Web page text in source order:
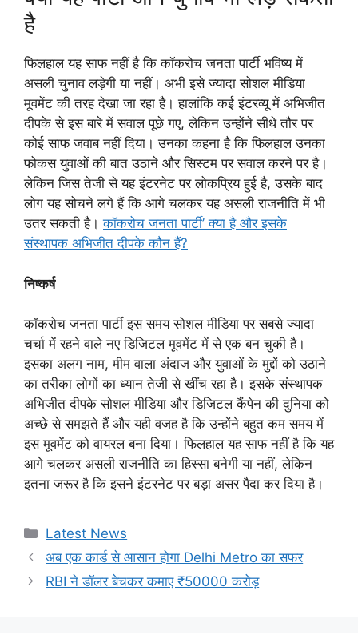
है
फिलहाल यह साफ नहीं है कि कॉकरोच जनता पार्टी भविष्य में
असली चुनाव लड़ेगी या नहीं। अभी इसे ज्यादा सोशल मीडिया
मूवमेंट की तरह देखा जा रहा है। हालांकि कई इंटरव्यू में अभिजीत
दीपके से इस बारे में सवाल पूछे गए, लेकिन उन्होंने सीधे तौर पर
कोई साफ जवाब नहीं दिया। उनका कहना है कि फिलहाल उनका
फोकस युवाओं की बात उठाने और सिस्टम पर सवाल करने पर है।
लेकिन जिस तेजी से यह इंटरनेट पर लोकप्रिय हुई है, उसके बाद
लोग यह सोचने लगे हैं कि आगे चलकर यह असली राजनीति में भी
उतर सकती है।कॉकरोच जनता पार्टी’ क्या है और इसके
संस्थापक अभिजीत दीपके कौन हैं?
निष्कर्ष
कॉकरोच जनता पार्टी इस समय सोशल मीडिया पर सबसे ज्यादा
चर्चा में रहने वाले नए डिजिटल मूवमेंट में से एक बन चुकी है।
इसका अलग नाम, मीम वाला अंदाज और युवाओं के मुद्दों को उठाने
का तरीका लोगों का ध्यान तेजी से खींच रहा है। इसके संस्थापक
अभिजीत दीपके सोशल मीडिया और डिजिटल कैंपेन की दुनिया को
अच्छे से समझते हैं और यही वजह है कि उन्होंने बहुत कम समय में
इस मूवमेंट को वायरल बना दिया। फिलहाल यह साफ नहीं है कि यह
आगे चलकर असली राजनीति का हिस्सा बनेगी या नहीं, लेकिन
इतना जरूर है कि इसने इंटरनेट पर बड़ा असर पैदा कर दिया है।
Categories
Latest News
अब एक कार्ड से आसान होगा Delhi Metro का सफर
RBI ने डॉलर बेचकर कमाए ₹50000 करोड़